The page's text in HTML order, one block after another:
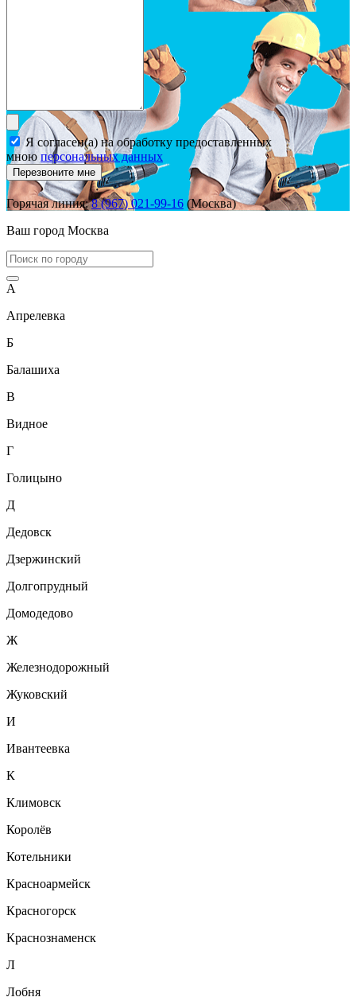
Я согласен(а) на обработку предоставленных
мною персональных данных
Перезвоните мне
Горячая линия:8 (967) 021-99-16 (Москва)
Ваш город Москва
А
Апрелевка
Б
Балашиха
В
Видное
Г
Голицыно
Д
Дедовск
Дзержинский
Долгопрудный
Домодедово
Ж
Железнодорожный
Жуковский
И
Ивантеевка
К
Климовск
Королёв
Котельники
Красноармейск
Красногорск
Краснознаменск
Л
Лобня